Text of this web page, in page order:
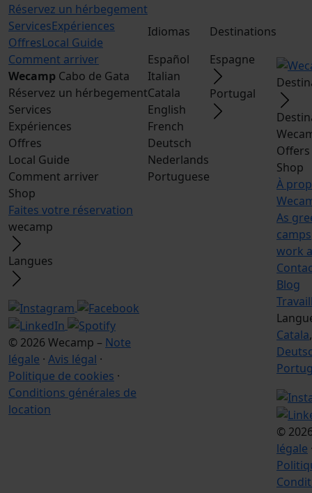
Réservez un hérbegement
ServicesExpériences
OffresLocal Guide
Comment arriver
Wecamp Cabo de Gata
Réservez un hérbegement
Services
Expériences
Offres
Local Guide
Comment arriver
Shop
Faites votre réservation
wecamp
Langues
© 2026 Wecamp – Note
légale · Avis légal ·
Politique de cookies ·
Conditions générales de
location
Idiomas
Español
Italian
Catala
English
French
Deutsch
Nederlands
Portuguese
Destinations
Espagne
Portugal
Offers
Shop
À
As
camps
work
Blog
Catala
©
légale